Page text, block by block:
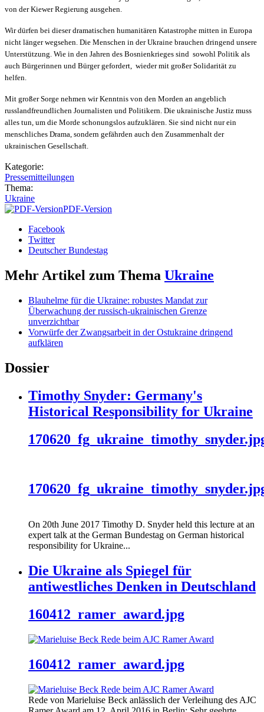
von der Kiewer Regierung ausgehen.
Wir dürfen bei dieser dramatischen humanitären Katastrophe mitten in Europa
nicht länger wegsehen. Die Menschen in der Ukraine brauchen dringend unsere
Unterstützung. Wie in den Jahren des Bosnienkrieges sind sowohl Politik als
auch Bürgerinnen und Bürger gefordert, wieder mit großer Solidarität zu
helfen.
Mit großer Sorge nehmen wir Kenntnis von den Morden an angeblich
russlandfreundlichen Journalisten und Politikern. Die ukrainische Justiz muss
alles tun, um die Morde schonungslos aufzuklären. Sie sind nicht nur ein
menschliches Drama, sondern gefährden auch den Zusammenhalt der
ukrainischen Gesellschaft.
Kategorie:
Pressemitteilungen
Thema:
Ukraine
PDF-Version
Facebook
Twitter
Deutscher Bundestag
Mehr Artikel zum Thema Ukraine
Blauhelme für die Ukraine: robustes Mandat zur
Überwachung der russisch-ukrainischen Grenze
unverzichtbar
Vorwürfe der Zwangsarbeit in der Ostukraine dringend
aufklären
Dossier
Timothy Snyder: Germany's
Historical Responsibility for Ukraine
On 20th June 2017 Timothy D. Snyder held this lecture at an
expert talk at the German Bundestag on German historical
responsibility for Ukraine...
Die Ukraine als Spiegel für
antiwestliches Denken in Deutschland
160412_ramer_award.jpg
160412_ramer_award.jpg
Rede von Marieluise Beck anlässlich der Verleihung des AJC